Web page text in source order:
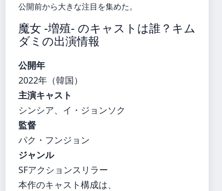
公開前から大きな注目を集めた。
魔女 -増殖- のキャストは誰？キム
ダミの出演情報
公開年
2022年（韓国）
主演キャスト
シンシア、イ・ジョンソク
監督
パク・フンジョン
ジャンル
SFアクションスリラー
本作のキャスト構成は、